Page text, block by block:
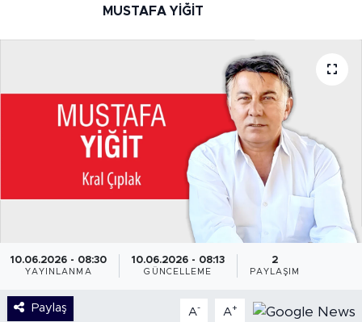
MUSTAFA YIĞIT
10.06.2026 - 08:30
YAYINLANMA
10.06.2026 - 08:13
GÜNCELLEME
2
PAYLAŞIM
Paylaş A- A+